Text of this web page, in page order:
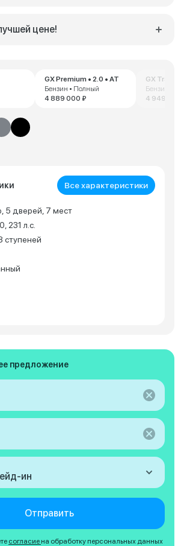
GX Premium • 2.0 • AT
Бензин • Полный
4 889 000 ₽
GX
Бензин •
4 949 000
Все характеристики
5 дверей, 7 мест
231 л.с.
ступеней
цене!
предложение
ин
Отправить
согласие на обработку персональных данных